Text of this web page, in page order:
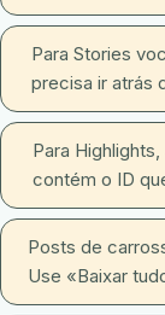
Para Stories
precisa ir atrás
Para
contém o ID
Posts de
Use «Baixar